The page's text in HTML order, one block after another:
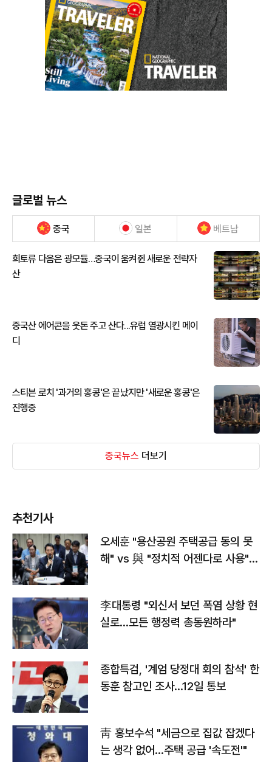
글로벌 뉴스
중국 일본 베트남
희토류 다음은 광모듈…중국이 움켜쥔 새로운 전략자
산
중국산 에어콘을 웃돈 주고 산다...유럽 열광시킨 메이
디
스티븐 로치 '과거의 홍콩'은 끝났지만 '새로운 홍콩'은
진행중
중국뉴스 더보기
추천기사
오세훈 "용산공원 주택공급 동의 못
해" vs 與 "정치적 어젠다로 사용"
李대통령 "외신서 보던 폭염 상황 현
실로…모든 행정력 총동원하라"
종합특검, '계엄 당정대 회의 참석' 한
동훈 참고인 조사...12일 통보
靑 홍보수석 "세금으로 집값 잡겠다
는 생각 없어…주택 공급 '속도전'"